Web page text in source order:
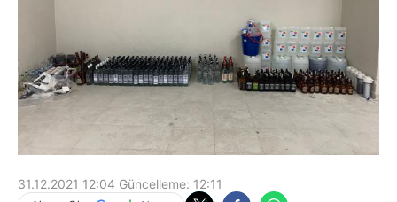
31.12.2021 12:04 Güncelleme: 12:11